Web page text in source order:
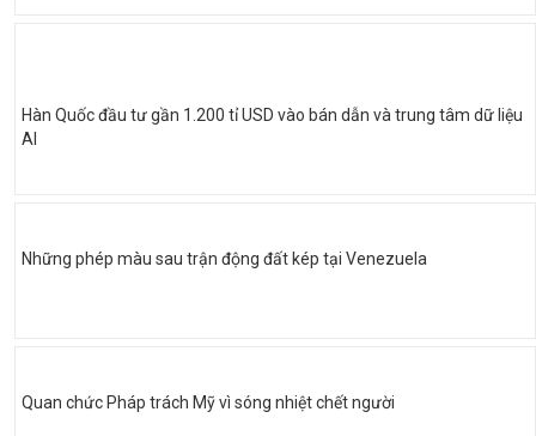
Hàn Quốc đầu tư gần 1.200 tỉ USD vào bán dẫn và trung tâm dữ liệu
AI
Những phép màu sau trận động đất kép tại Venezuela
Quan chức Pháp trách Mỹ vì sóng nhiệt chết người